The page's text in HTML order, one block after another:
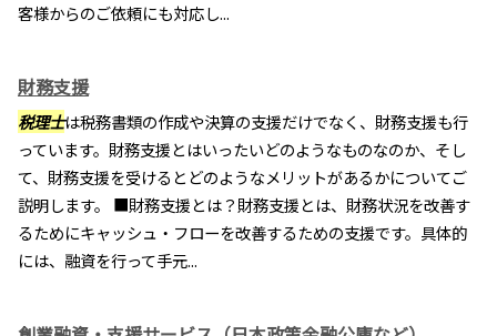
客様からのご依頼にも対応し...
財務支援
税理士は税務書類の作成や決算の支援だけでなく、財務支援も行
っています。財務支援とはいったいどのようなものなのか、そし
て、財務支援を受けるとどのようなメリットがあるかについてご
説明します。 ■財務支援とは？財務支援とは、財務状況を改善す
るためにキャッシュ・フローを改善するための支援です。具体的
には、融資を行って手元...